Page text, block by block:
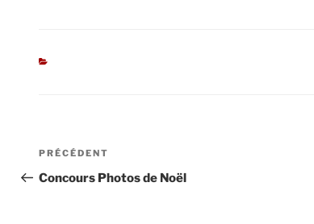
Navigation
de
Article
précédent
PRÉCÉDENT
Concours Photos de Noël